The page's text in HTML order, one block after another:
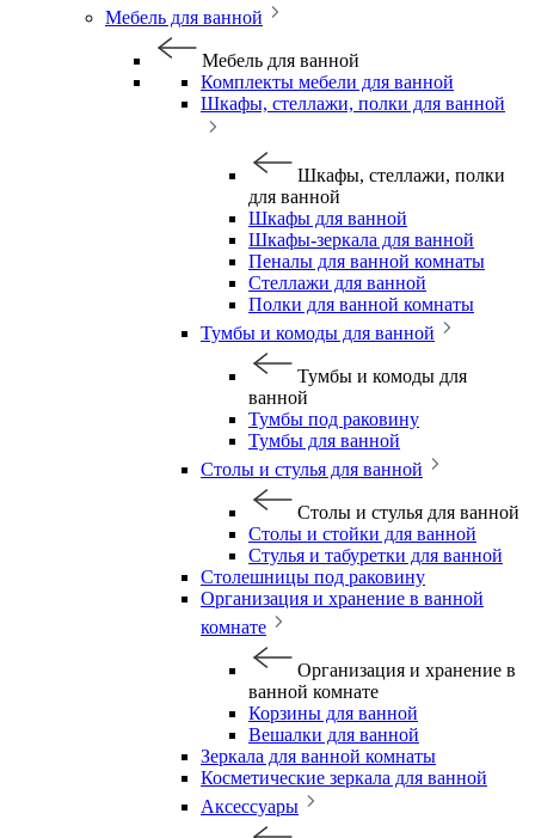
Мебель для ванной
Мебель для ванной
Комплекты мебели для ванной
Шкафы, стеллажи, полки для ванной
Шкафы, стеллажи, полки
для ванной
Шкафы для ванной
Шкафы-зеркала для ванной
Пеналы для ванной комнаты
Стеллажи для ванной
Полки для ванной комнаты
Тумбы и комоды для ванной
Тумбы и комоды для
ванной
Тумбы под раковину
Тумбы для ванной
Столы и стулья для ванной
Столы и стулья для ванной
Столы и стойки для ванной
Стулья и табуретки для ванной
Столешницы под раковину
Организация и хранение в ванной
комнате
Организация и хранение в
ванной комнате
Корзины для ванной
Вешалки для ванной
Зеркала для ванной комнаты
Косметические зеркала для ванной
Аксессуары